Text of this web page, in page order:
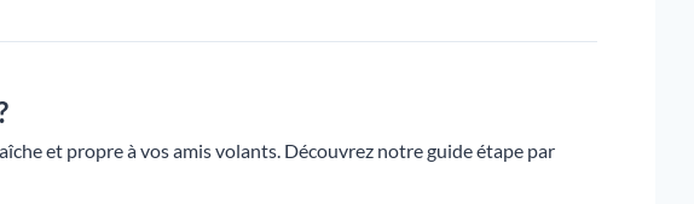
et propre à vos amis volants. Découvrez notre guide étape par